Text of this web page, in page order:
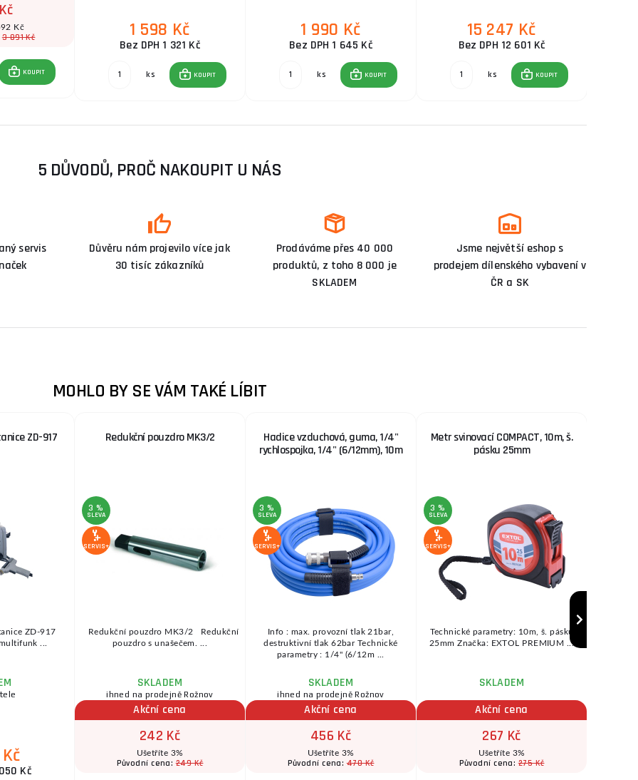
Kč
3 891 Kč
KOUPIT
1 598 Kč
Bez DPH 1 321 Kč
ks KOUPIT
1 990 Kč
Bez DPH 1 645 Kč
ks KOUPIT
15 247 Kč
Bez DPH 12 601 Kč
ks KOUPIT
5 DŮVODŮ, PROČ NAKOUPIT U NÁS
servis
Důvěru nám projevilo více jak
30 tisíc zákazníků
Prodáváme přes 40 000
produktů, z toho 8 000 je
SKLADEM
Jsme největší eshop s
prodejem dílenského vybavení v
ČR a SK
MOHLO BY SE VÁM TAKÉ LÍBIT
ZD-917
ZD-917
...
Kč
Redukční pouzdro MK3/2
3 %
SLEVA
SERVIS+
Redukční pouzdro MK3/2 Redukční
pouzdro s unašečem. ...
SKLADEM
ihned na prodejně Rožnov
Akční cena
242 Kč
Ušetříte 3%
Původní cena:249 Kč
Hadice vzduchová, guma, 1/4"
rychlospojka, 1/4" (6/12mm), 10m
3 %
SLEVA
SERVIS+
Info : max. provozní tlak 21bar,
destruktivní tlak 62bar Technické
parametry : 1/4" (6/12m ...
SKLADEM
ihned na prodejně Rožnov
Akční cena
456 Kč
Ušetříte 3%
Původní cena:470 Kč
Metr svinovací COMPACT, 10m, š.
pásku 25mm
3 %
SLEVA
SERVIS+
Technické parametry: 10m, š. pásku
25mm Značka: EXTOL PREMIUM ...
SKLADEM
Akční cena
267 Kč
Ušetříte 3%
Původní cena:275 Kč